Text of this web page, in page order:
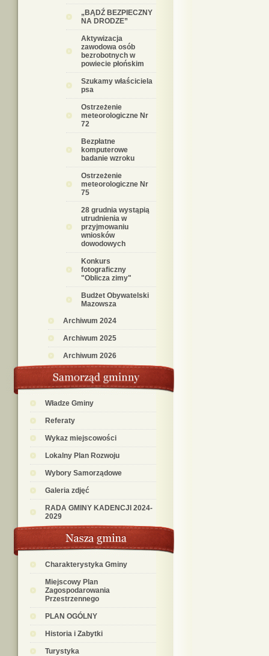
„BĄDŹ BEZPIECZNY
NA DRODZE”
Aktywizacja
zawodowa osób
bezrobotnych w
powiecie płońskim
Szukamy właściciela
psa
Ostrzeżenie
meteorologiczne Nr
72
Bezpłatne
komputerowe
badanie wzroku
Ostrzeżenie
meteorologiczne Nr
75
28 grudnia wystąpią
utrudnienia w
przyjmowaniu
wniosków
dowodowych
Konkurs
fotograficzny
"Oblicza zimy"
Budżet Obywatelski
Mazowsza
Archiwum 2024
Archiwum 2025
Archiwum 2026
Władze Gminy
Referaty
Wykaz miejscowości
Lokalny Plan Rozwoju
Wybory Samorządowe
Galeria zdjęć
RADA GMINY KADENCJI 2024-
2029
Charakterystyka Gminy
Miejscowy Plan
Zagospodarowania
Przestrzennego
PLAN OGÓLNY
Historia i Zabytki
Turystyka